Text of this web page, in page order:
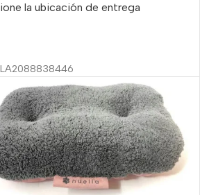
la ubicación de entrega